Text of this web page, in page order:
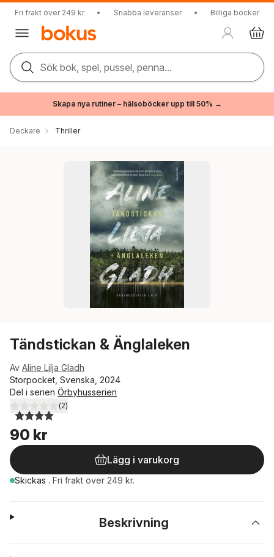
Fri frakt över 249 kr • Snabba leveranser • Billiga böcker
Sök bok, spel, pussel, penna...
Skapa nya rutiner – hälsoböcker upp till 50% →
Deckare Thriller
Tändstickan & Änglaleken
Av Aline Lilja Gladh
Storpocket, Svenska, 2024
Del i serien Örbyhusserien
4,0utav 5 stjärnor. Totalt antal röster:
(2)
90 kr
Lägg i varukorg
Skickas . Fri frakt över 249 kr.
Beskrivning